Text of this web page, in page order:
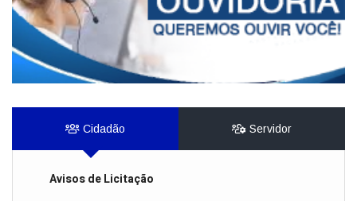
Cidadão Servidor
Avisos de Licitação